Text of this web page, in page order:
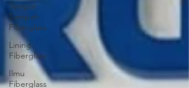
Tempat
Sampah
Fiberglass
Lining
Fiberglass
Ilmu
Fiberglass